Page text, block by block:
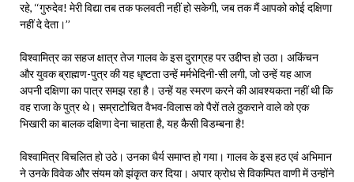
रहे, ‘‘गुरुदेव! मेरी विद्या तब तक फलवती नहीं हो सकेगी, जब तक मैं आपको कोई दक्षिणा
नहीं दे देता।’’
विश्वामित्र का सहज क्षात्र तेज गालव के इस दुराग्रह पर उद्दीप्त हो उठा। अकिंचन
और युवक ब्राह्मण-पुत्र की यह धृष्टता उन्हें मर्मभेदिनी-सी लगी, जो उन्हें यह आज
अपनी दक्षिणा का पात्र समझ रहा है। उन्हें यह स्मरण करने की आवश्यकता नहीं थी कि
वह राजा के पुत्र थे। सम्राटोचित वैभव-विलास को पैरों तले ठुकराने वाले को एक
भिखारी का बालक दक्षिणा देना चाहता है, यह कैसी विडम्बना है!
विश्वामित्र विचलित हो उठे। उनका धैर्य समाप्त हो गया। गालव के इस हठ एवं अभिमान
ने उनके विवेक और संयम को झंकृत कर दिया। अपार क्रोध से विकम्पित वाणी में उन्होंने